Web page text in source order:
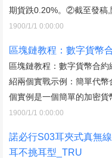
期貨跌0.20%。②截至發稿,
1900/1/1 0:00:00
區塊鏈教程：數字貨幣
區塊鏈教程：數字貨幣合
紹兩個實戰示例：簡單代
個實例是一個簡單的加密貨
1900/1/1 0:00:00
諾必行S03耳夾式真無
耳不挑耳型_TRU